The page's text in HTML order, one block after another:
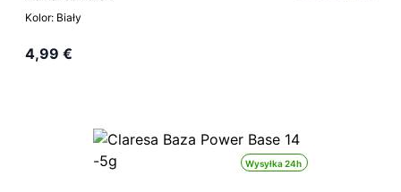
Kolor: Biały
4,99 €
Wysyłka 24h